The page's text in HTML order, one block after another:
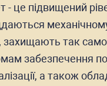
це підвищений
захищають так
забезпечення
а також